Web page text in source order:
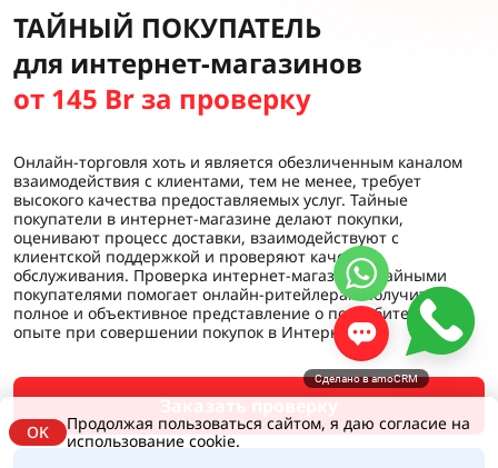
ТАЙНЫЙ ПОКУПАТЕЛЬ
для интернет-магазинов
от 145 Br за проверку
Онлайн-торговля хоть и является обезличенным каналом
взаимодействия с клиентами, тем не менее, требует
высокого качества предоставляемых услуг. Тайные
покупатели в интернет-магазине делают покупки,
оценивают процесс доставки, взаимодействуют с
клиентской поддержкой и проверяют качество
обслуживания. Проверка интернет-магазинов тайными
покупателями помогает онлайн-ритейлерам получить
полное и объективное представление о потребительском
опыте при совершении покупок в Интернете.
OK
Продолжая пользоваться сайтом, я даю согласие на
использование cookie.
Сделано в amoCRM